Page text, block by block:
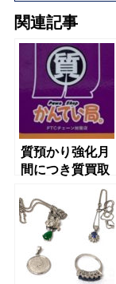
関連記事
質預かり強化月
間につき質買取
同額キャンペー
ン実施中！！！